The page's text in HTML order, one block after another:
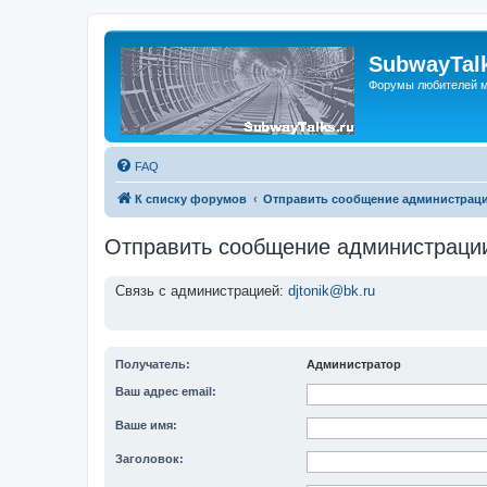
Форумы любителей
FAQ
К списку форумов Отправить сообщение
Отправить сообщение
Связь с администрацией: djtonik@bk.ru
Получатель: Администратор
Ваш адрес email:
Ваше имя:
Заголовок: